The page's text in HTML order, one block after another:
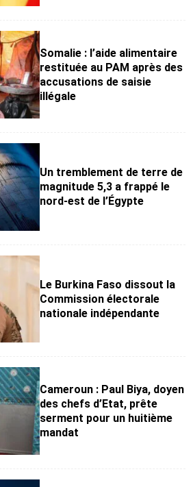
Somalie : l’aide alimentaire
restituée au PAM après des
accusations de saisie
illégale
Un tremblement de terre de
magnitude 5,3 a frappé le
nord-est de l’Égypte
Le Burkina Faso dissout la
Commission électorale
nationale indépendante
Cameroun : Paul Biya, doyen
des chefs d’Etat, prête
serment pour un huitième
mandat